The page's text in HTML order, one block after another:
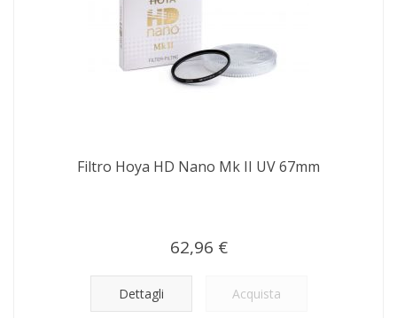
Filtro Hoya HD Nano Mk II UV 67mm
62,96 €
Dettagli Acquista